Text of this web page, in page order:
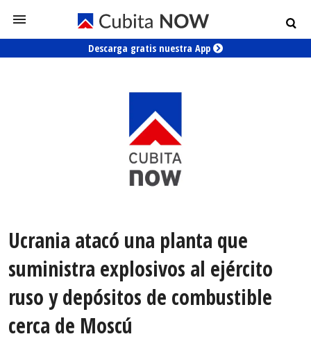
Descarga gratis nuestra App
Ucrania atacó una planta que
suministra explosivos al ejército
ruso y depósitos de combustible
cerca de Moscú